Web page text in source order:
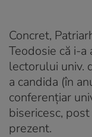
Concret,
Teodosie că i-
lectorului univ.
a candida (în
conferențiar
bisericesc,
prezent.